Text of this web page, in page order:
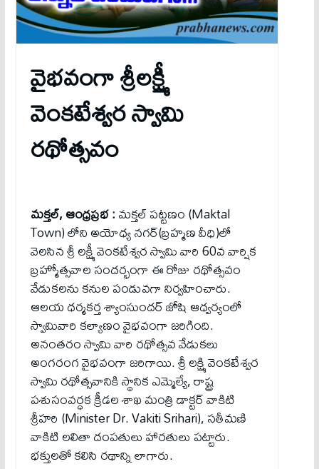
వైభ‌వంగా శ్రీ‌ల‌క్ష్మీ
వెంక‌టేశ్వ‌ర స్వామి
ర‌థోత్స‌వం
మక్తల్, ఆంధ్రప్రభ :మక్తల్ పట్టణం (Maktal
Town) లోని అయోధ్య నగర్(బ్రహ్మణ వీధి)లో
వెలసిన శ్రీ లక్ష్మీ వెంకటేశ్వర స్వామి వారి 60వ వార్షిక
బ్రహ్మోత్సవాల సందర్భంగా ఈ రోజు రథోత్సవం
వేడుక‌లను క‌నుల పండువ‌గా నిర్వ‌హించారు.
ఆలయ ధర్మకర్త శ్యాంసుందర్ జోషి ఆధ్వర్యంలో
స్వామివారి కల్యాణం వైభవంగా జ‌రిగింది.
అనంతరం స్వామి వారి రథోత్సవ వేడుకలు
అంగరంగ వైభవంగా జరిగాయి. శ్రీ లక్ష్మి వెంకటేశ్వర
స్వామి రథోత్సవానికి స్థానిక ఎమ్మెల్యే, రాష్ట్ర
పశుసంవర్ధక క్రీడల శాఖ మంత్రి డాక్టర్ వాకిటి
శ్రీహరి (Minister Dr. Vakiti Srihari), సతీమణి
వాకిటి లలితా దంపతులు హారతులు పట్టారు.
భక్తులతో కలిసి ర‌థాన్ని లాగారు.